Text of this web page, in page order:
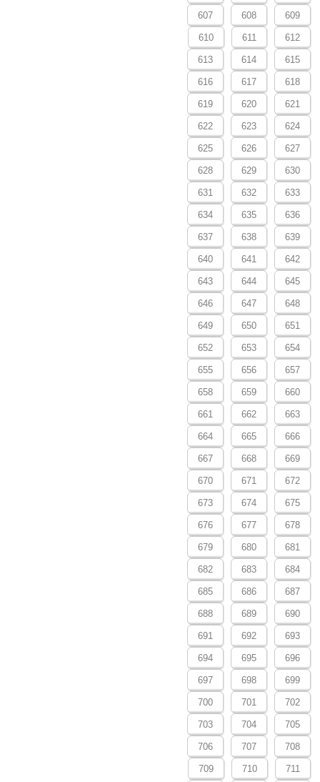
607 608 609
610 611 612
613 614 615
616 617 618
619 620 621
622 623 624
625 626 627
628 629 630
631 632 633
634 635 636
637 638 639
640 641 642
643 644 645
646 647 648
649 650 651
652 653 654
655 656 657
658 659 660
661 662 663
664 665 666
667 668 669
670 671 672
673 674 675
676 677 678
679 680 681
682 683 684
685 686 687
688 689 690
691 692 693
694 695 696
697 698 699
700 701 702
703 704 705
706 707 708
709 710 711